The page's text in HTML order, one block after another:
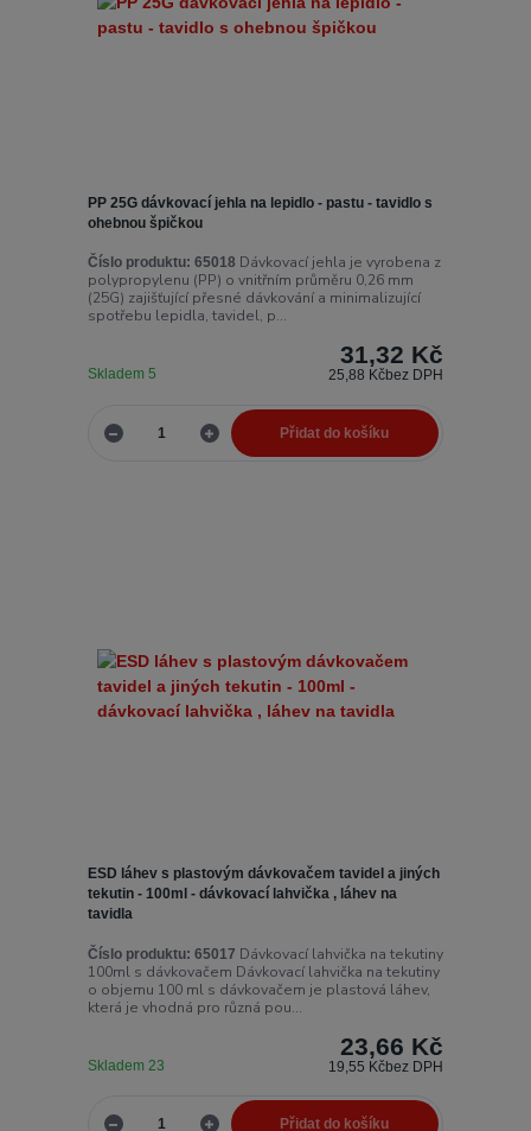
PP 25G dávkovací jehla na lepidlo - pastu - tavidlo s
ohebnou špičkou
Číslo produktu: 65018 Dávkovací jehla je vyrobena z
polypropylenu (PP) o vnitřním průměru 0,26 mm
(25G) zajišťující přesné dávkování a minimalizující
spotřebu lepidla, tavidel, p...
31,32 Kč
25,88 Kčbez DPH
Skladem 5
Přidat do košíku
ESD láhev s plastovým dávkovačem tavidel a jiných
tekutin - 100ml - dávkovací lahvička , láhev na
tavidla
Číslo produktu: 65017 Dávkovací lahvička na tekutiny
100ml s dávkovačem Dávkovací lahvička na tekutiny
o objemu 100 ml s dávkovačem je plastová láhev,
která je vhodná pro různá pou...
23,66 Kč
19,55 Kčbez DPH
Skladem 23
Přidat do košíku